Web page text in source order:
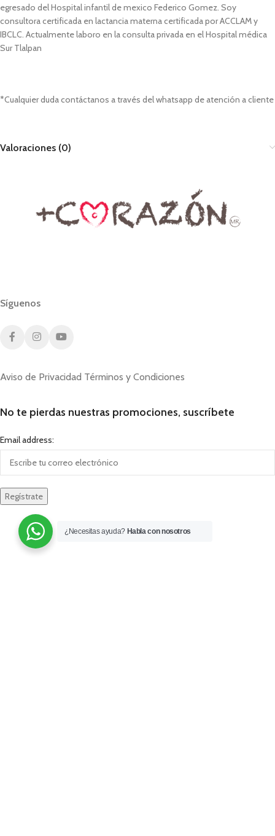
egresado del Hospital infantil de mexico Federico Gomez. Soy
consultora certificada en lactancia materna certificada por ACCLAM y
IBCLC. Actualmente laboro en la consulta privada en el Hospital médica
Sur Tlalpan
*Cualquier duda contáctanos a través del whatsapp de atención a cliente
Valoraciones (0)
Síguenos
Aviso de Privacidad Términos y Condiciones
No te pierdas nuestras promociones, suscríbete
Email address:
¿Necesitas ayuda? Habla con nosotros